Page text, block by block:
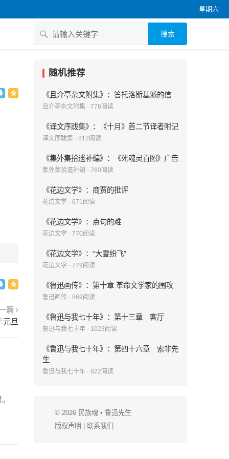
星期六
搜索
篇
元旦
随机推荐
《且介亭杂文附集》：答托洛斯基派的信
且介亭杂文附集 · 776阅读
《译文序跋集》：《十月》首二节译者附记
译文序跋集 · 812阅读
《集外集拾遗补编》：《死魂灵百图》广告
集外集拾遗补编 · 760阅读
《花边文学》：商贾的批评
花边文学 · 671阅读
《花边文学》：点句的难
花边文学 · 770阅读
《花边文学》：“大雪纷飞”
花边文学 · 779阅读
《鲁迅画传》：第十章 革命文学家的围攻
鲁迅画传 · 869阅读
《鲁迅与我七十年》：第十三章 客厅
鲁迅与我七十年 · 1023阅读
《鲁迅与我七十年》：第四十六章 索非先
生
鲁迅与我七十年 · 822阅读
© 2026 民族魂 • 鲁迅先生
版权声明
联系我们